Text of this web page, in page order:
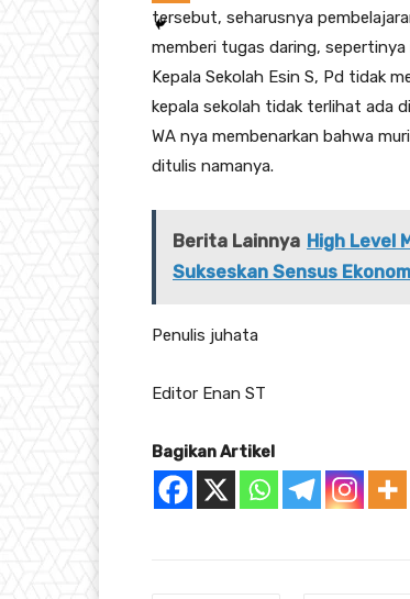
tersebut, seharusnya
memberi tugas daring, sepertinya
Kepala Sekolah Esin S, Pd tidak
kepala sekolah tidak terlihat ada
WA nya membenarkan bahwa
ditulis namanya.
Berita Lainnya High Level
Sukseskan Sensus
Penulis juhata
Editor Enan ST
Bagikan Artikel